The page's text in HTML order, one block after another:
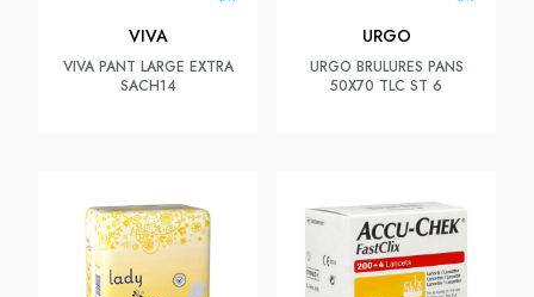
VIVA
VIVA PANT LARGE EXTRA
SACH14
URGO
URGO BRULURES PANS
50X70 TLC ST 6